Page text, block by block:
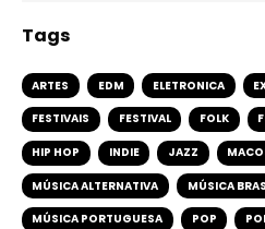
Tags
ARTES EDM ELETRONICA
FESTIVAIS FESTIVAL FOLK
HIP HOP INDIE JAZZ
MÚSICA ALTERNATIVA MÚSICA
MÚSICA PORTUGUESA POP